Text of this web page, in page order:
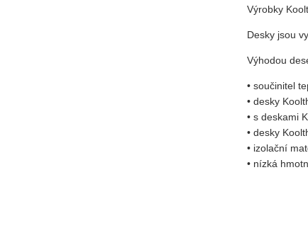
Výrobky
Desky jsou
Výhodou
• součinitel
• desky
• sdeskami
• desky
• izolační
• nízká